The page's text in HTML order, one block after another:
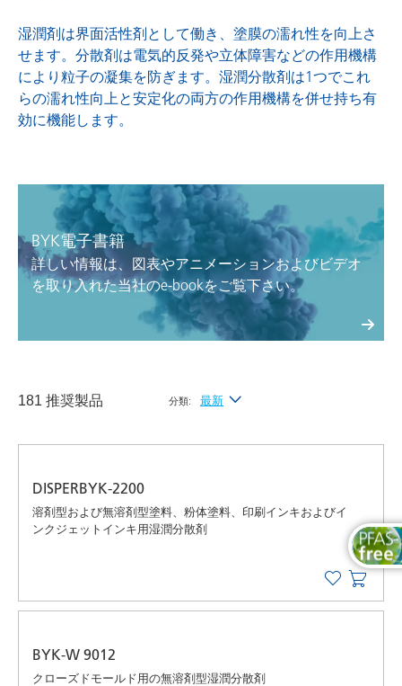
湿潤剤は界面活性剤として働き、塗膜の濡れ性を向上さ
せます。分散剤は電気的反発や立体障害などの作用機構
により粒子の凝集を防ぎます。湿潤分散剤は1つでこれ
らの濡れ性向上と安定化の両方の作用機構を併せ持ち有
効に機能します。
BYK電子書籍
詳しい情報は、図表やアニメーションおよびビデオ
を取り入れた当社のe-bookをご覧下さい。
181 推奨製品 分類: 最新
DISPERBYK-2200
溶剤型および無溶剤型塗料、粉体塗料、印刷インキおよびイ
ンクジェットインキ用湿潤分散剤
BYK-W 9012
クローズドモールド用の無溶剤型湿潤分散剤